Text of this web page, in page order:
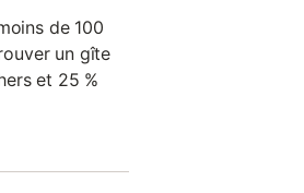
de 100
un gîte
et 25 %